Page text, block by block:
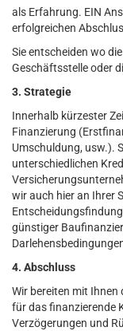
als Erfahrung. EIN
erfolgreichen
Sie entscheiden wo
Geschäftsstelle oder
3. Strategie
Innerhalb kürzester
Finanzierung
Umschuldung, usw.).
unterschiedlichen
wir auch hier an Ihrer
günstiger
4. Abschluss
Wir bereiten mit Ihnen
für das finanzierende
Verzögerungen und